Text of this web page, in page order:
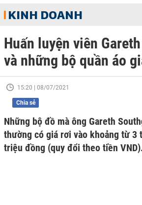
KINH DOANH
Huấn luyện viên
và những bộ quần áo
15:20 | 08/07/2021
Chia sẻ
Những bộ đồ mà ông Gareth
thường có giá rơi vào khoảng từ 3
triệu đồng (quy đổi theo tiền